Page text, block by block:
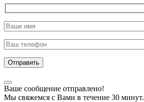
Отправить
Ваше сообщение отправлено!
Мы свяжемся с Вами в течение 30 минут.